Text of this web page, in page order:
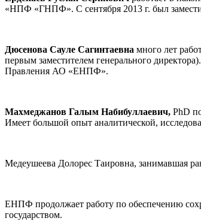
«НПФ «ГНПФ». С сентября 2013 г. был
Дюсенова Сауле Сагинтаевна много лет
первым заместителем генерального
Правления АО «ЕНПФ».
Махмеджанов Галым Набибуллаевич, PhD
Имеет большой опыт аналитической,
Медеушеева Долорес Таировна, занимавшая
ЕНПФ продолжает работу по обеспечению
государством.